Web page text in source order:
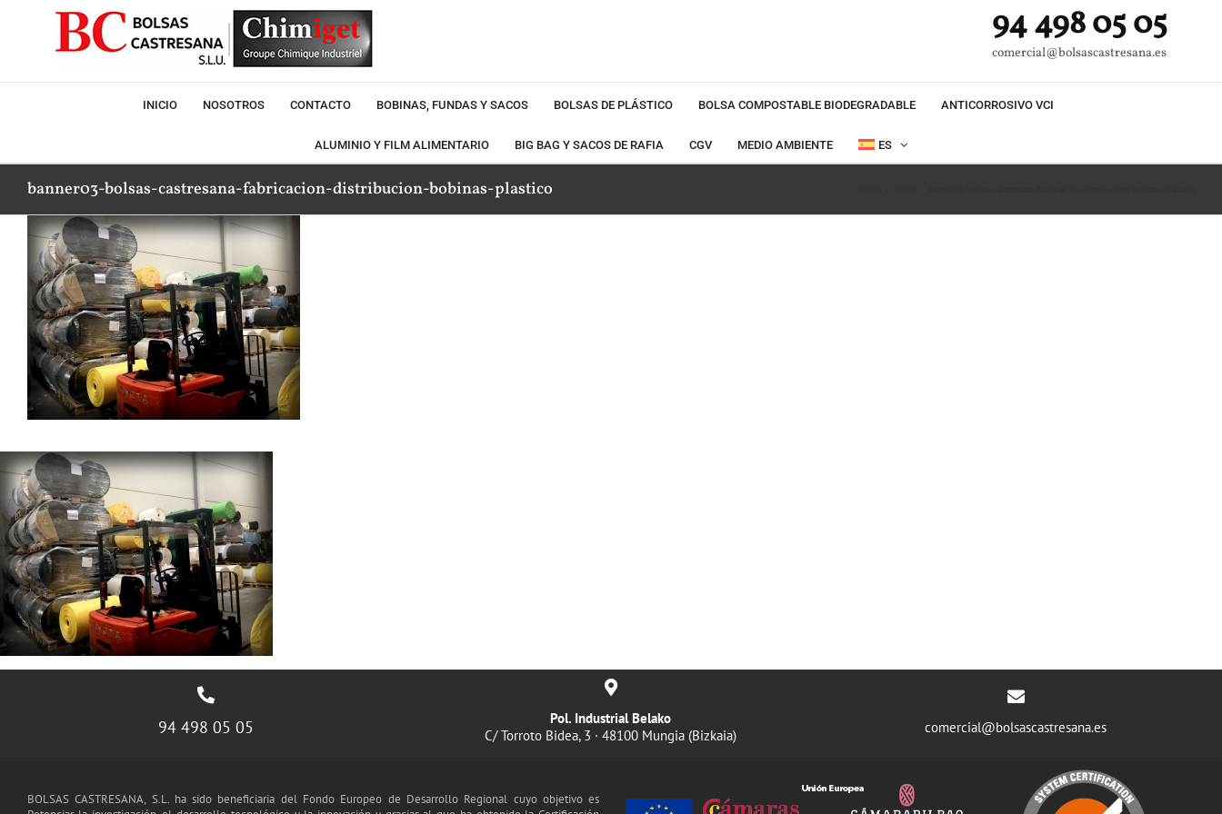
94 498 05 05
comercial@bolsascastresana.es
INICIO NOSOTROS CONTACTO BOBINAS, FUNDAS Y SACOS BOLSAS DE PLÁSTICO BOLSA COMPOSTABLE BIODEGRADABLE ANTICORROSIVO VCI
ALUMINIO Y FILM ALIMENTARIO BIG BAG Y SACOS DE RAFIA CGV MEDIO AMBIENTE ES
banner03-bolsas-castresana-fabricacion-distribucion-bobinas-plastico
94 498 05 05
Pol. Industrial Belako
C/ Torroto Bidea, 3 · 48100 Mungia (Bizkaia)
comercial@bolsascastresana.es
BOLSAS CASTRESANA, S.L. ha sido beneficiaria del Fondo Europeo de Desarrollo Regional cuyo objetivo es